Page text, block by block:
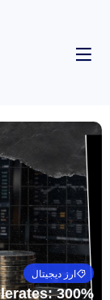
ارز دیجیتال
300%